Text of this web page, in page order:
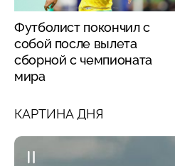
Футболист покончил с
собой после вылета
сборной с чемпионата
мира
КАРТИНА ДНЯ